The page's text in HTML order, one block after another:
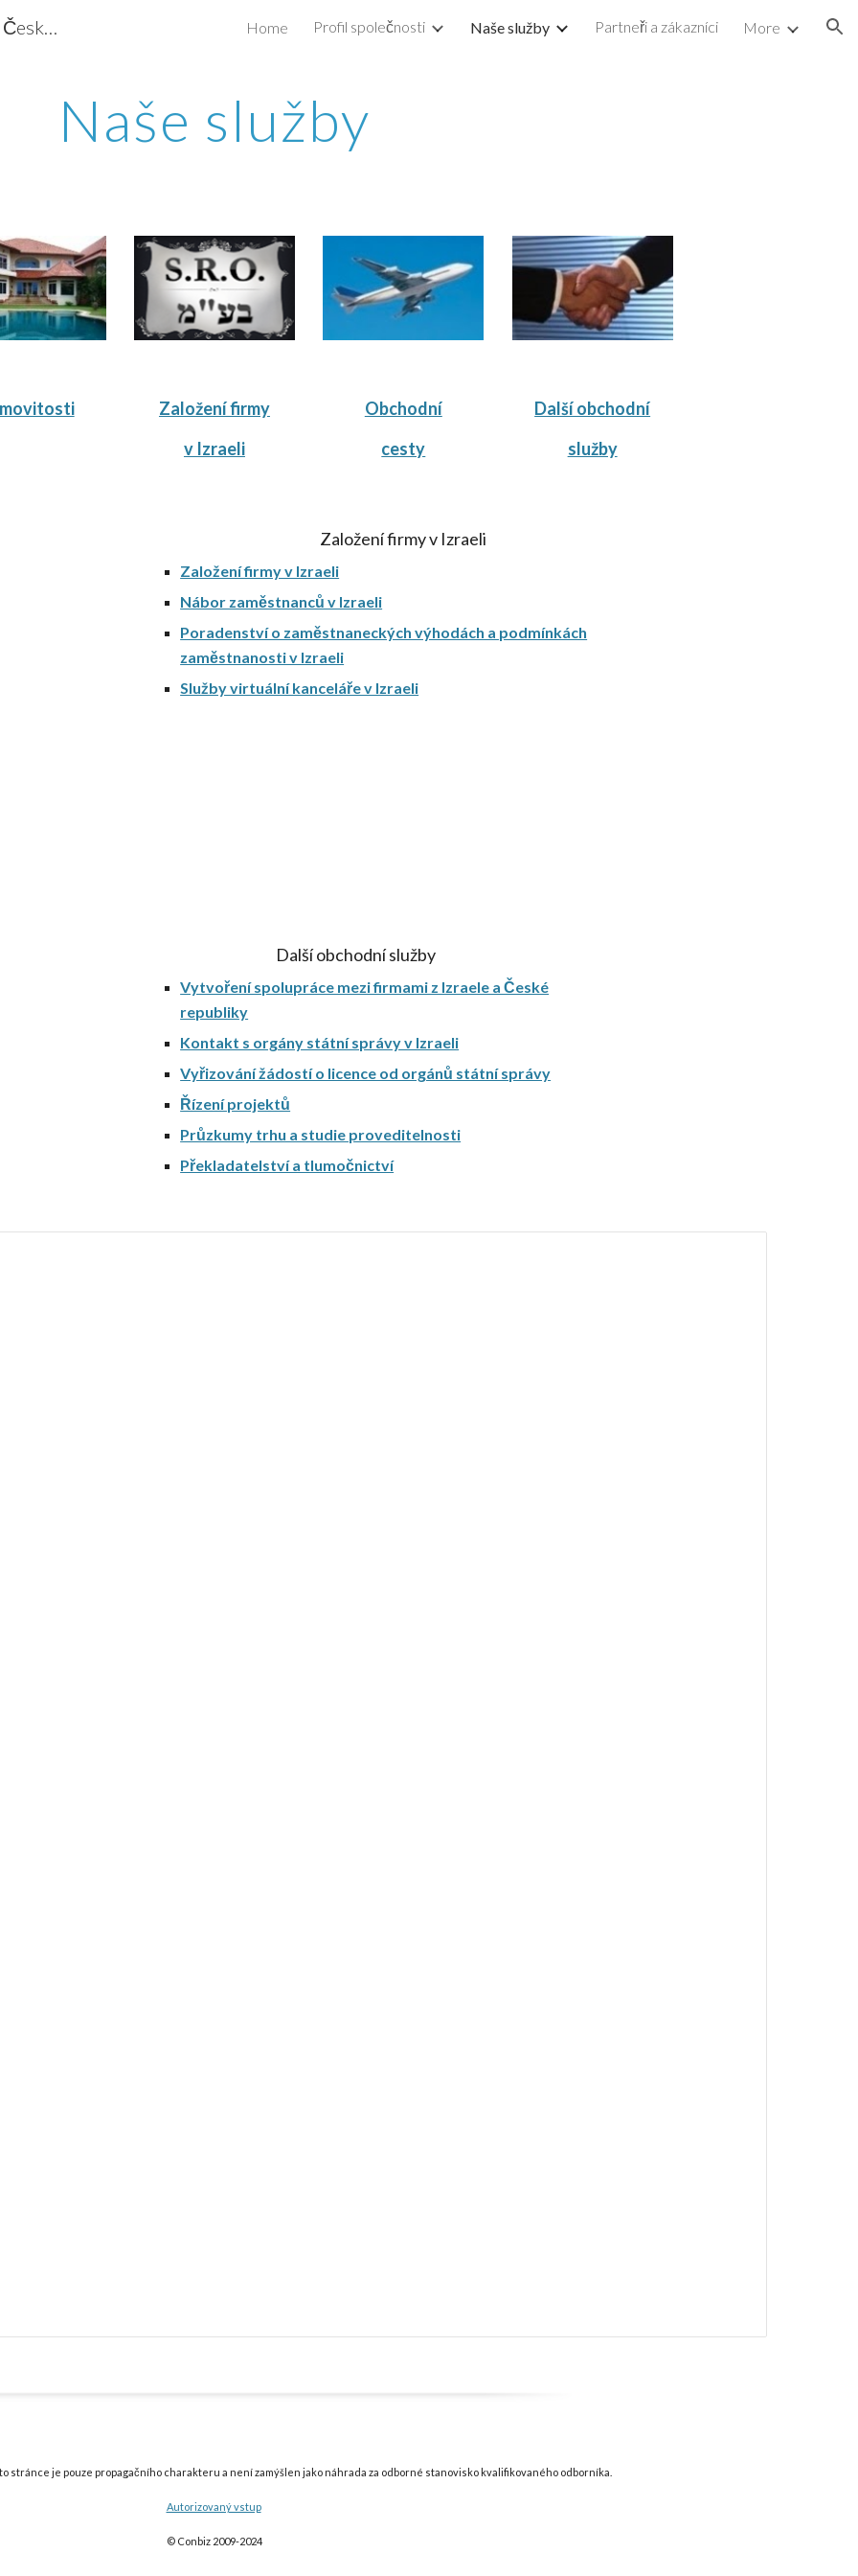
to main content Skip to navigation
Conbiz.cz - obchodní poradenství - Česká republika, Izrael Home Profil společnosti Naše služby Partneři a zákazníci More
Naše služby
Založení firmy
v Izraeli
Obchodní
cesty
Další obchodní
služby
Založení firmy v Izraeli
Založení firmy v Izraeli
Nábor zaměstnanců v Izraeli
Poradenství o zaměstnaneckých výhodách a podmínkách
zaměstnanosti v Izraeli
Služby virtuální kanceláře v Izraeli
Další obchodní služby
Vytvoření spolupráce mezi firmami z Izraele a České
republiky
Kontakt s orgány státní správy v Izraeli
Vyřizování žádostí o licence od orgánů státní správy
Řízení projektů
Průzkumy trhu a studie proveditelnosti
Překladatelství a tlumočnictví
stránce je pouze propagačního charakteru a není zamýšlen jako náhrada za odborné stanovisko kvalifikovaného odborníka.
Autorizovaný vstup
© Conbiz 2009-2024